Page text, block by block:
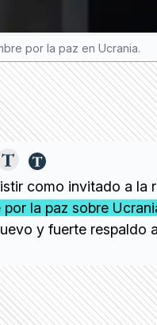
por la paz en Ucrania.
como invitado a la
por la paz sobre
y fuerte respaldo